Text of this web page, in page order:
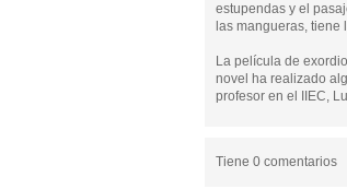
estupendas y el
las mangueras,
La película de
novel ha realizado
profesor en el IIEC,
Tiene 0 comentarios